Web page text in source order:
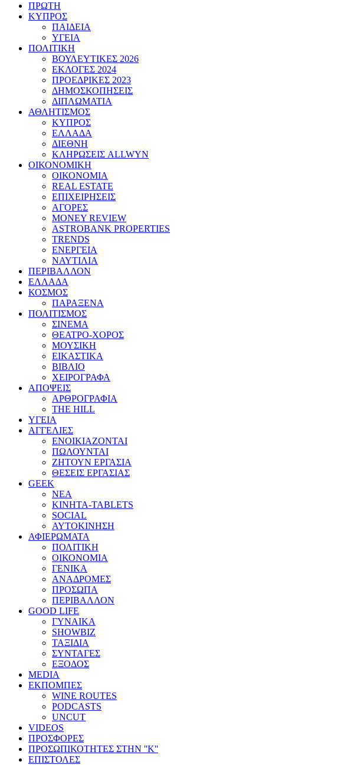
ΠΡΩΤΗ
ΚΥΠΡΟΣ
ΠΑΙΔΕΙΑ
ΥΓΕΙΑ
ΠΟΛΙΤΙΚΗ
ΒΟΥΛΕΥΤΙΚΕΣ 2026
ΕΚΛΟΓΕΣ 2024
ΠΡΟΕΔΡΙΚΕΣ 2023
ΔΗΜΟΣΚΟΠΗΣΕΙΣ
ΔΙΠΛΩΜΑΤΙΑ
ΑΘΛΗΤΙΣΜΟΣ
ΚΥΠΡΟΣ
ΕΛΛΑΔΑ
ΔΙΕΘΝΗ
ΚΛΗΡΩΣΕΙΣ ALLWYN
ΟΙΚΟΝΟΜΙΚΗ
ΟΙΚΟΝΟΜΙΑ
REAL ESTATE
ΕΠΙΧΕΙΡΗΣΕΙΣ
ΑΓΟΡΕΣ
MONEY REVIEW
ASTROBANK PROPERTIES
TRENDS
ΕΝΕΡΓΕΙΑ
ΝΑΥΤΙΛΙΑ
ΠΕΡΙΒΑΛΛΟΝ
ΕΛΛΑΔΑ
ΚΟΣΜΟΣ
ΠΑΡΑΞΕΝΑ
ΠΟΛΙΤΙΣΜΟΣ
ΣΙΝΕΜΑ
ΘΕΑΤΡΟ-ΧΟΡΟΣ
ΜΟΥΣΙΚΗ
ΕΙΚΑΣΤΙΚΑ
ΒΙΒΛΙΟ
ΧΕΙΡΟΓΡΑΦΑ
ΑΠΟΨΕΙΣ
ΑΡΘΡΟΓΡΑΦΙΑ
THE HILL
ΥΓΕΙΑ
ΑΓΓΕΛΙΕΣ
ΕΝΟΙΚΙΑΖΟΝΤΑΙ
ΠΩΛΟΥΝΤΑΙ
ΖΗΤΟΥΝ ΕΡΓΑΣΙΑ
ΘΕΣΕΙΣ ΕΡΓΑΣΙΑΣ
GEEK
ΝΕΑ
ΚΙΝΗΤΑ-TABLETS
SOCIAL
ΑΥΤΟΚΙΝΗΣΗ
ΑΦΙΕΡΩΜΑΤΑ
ΠΟΛΙΤΙΚΗ
ΟΙΚΟΝΟΜΙΑ
ΓΕΝΙΚΑ
ΑΝΑΔΡΟΜΕΣ
ΠΡΟΣΩΠΑ
ΠΕΡΙΒΑΛΛΟΝ
GOOD LIFE
ΓΥΝΑΙΚΑ
SHOWBIZ
ΤΑΞΙΔΙΑ
ΣΥΝΤΑΓΕΣ
ΕΞΟΔΟΣ
MEDIA
ΕΚΠΟΜΠΕΣ
WINE ROUTES
PODCASTS
UNCUT
VIDEOS
ΠΡΟΣΦΟΡΕΣ
ΠΡΟΣΩΠΙΚΟΤΗΤΕΣ ΣΤΗΝ ''Κ''
ΕΠΙΣΤΟΛΕΣ